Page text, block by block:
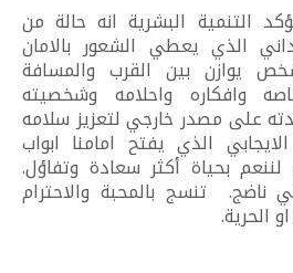
التنمية البشرية انه حالة من
الذي يعطي الشعور بالامان
يوازن بين القرب والمسافة
وافكاره واحلامه وشخصيته
على مصدر خارجي لتعزيز سلامه
الذي يفتح امامنا ابواب
لننعم بحياة أكثر سعادة وتفاؤل.
ناضج. تنسج بالمحبة والاحترام
الحرية.